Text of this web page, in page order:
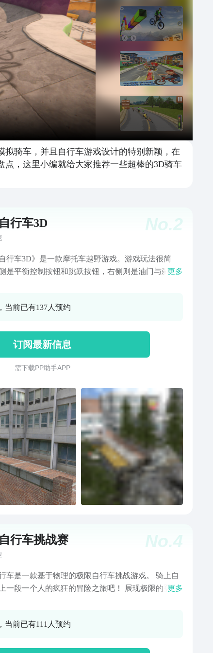
骑车，并且自行车游戏设计的特别新颖，在
，这里小编就给大家推荐一些超棒的3D骑车
No.2
行车3D
自行车3D》是一款摩托车越野游戏。游戏玩法很简
是平衡控制按钮和跳跃按钮，右侧则是油门与刹更多
当前已有137人预约
订阅最新信息
需 下 载 P P 助 手 A P P
No.4
行车挑战赛
车是一款基于物理的极限自行车挑战游戏。 骑上自
一段一个人的疯狂的冒险之旅吧！ 展现极限的登山
更多
当前已有111人预约